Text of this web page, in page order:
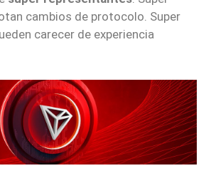
cambios de protocolo. Super
carecer de experiencia